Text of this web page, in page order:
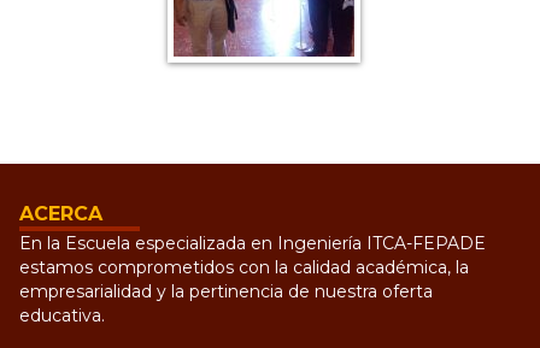
ACERCA
En la Escuela especializada en Ingeniería ITCA-FEPADE
estamos comprometidos con la calidad académica, la
empresarialidad y la pertinencia de nuestra oferta
educativa.